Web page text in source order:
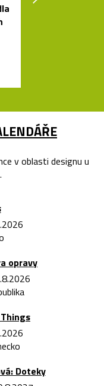
v oblasti designu u
opravy
Doteky